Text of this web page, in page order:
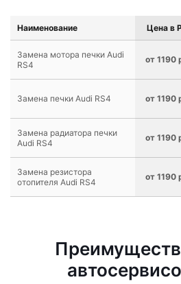
Наименование Цена в
Замена мотора печки Audi
RS4
от 1190
Замена печки Audi RS4 от 1190
Замена радиатора печки
Audi RS4
от 1190
Замена резистора
отопителя Audi RS4
от 1190